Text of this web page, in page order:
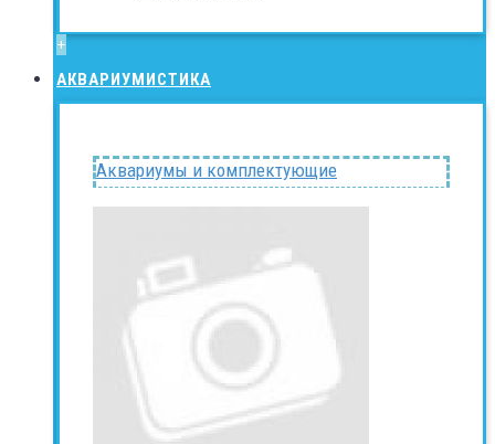
+
АКВАРИУМИСТИКА
Аквариумы и комплектующие